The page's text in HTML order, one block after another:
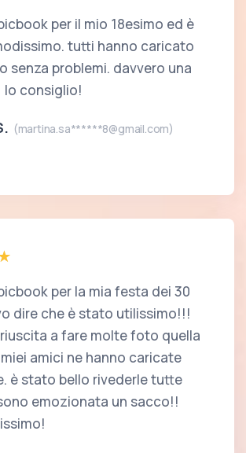
per il mio 18esimo ed è
tutti hanno caricato
senza problemi. davvero una
lo consiglio!
(martina.sa******8@gmail.com)
per la mia festa dei 30
dire che è stato utilissimo!!!
a fare molte foto quella
amici ne hanno caricate
è stato bello rivederle tutte
emozionata un sacco!!